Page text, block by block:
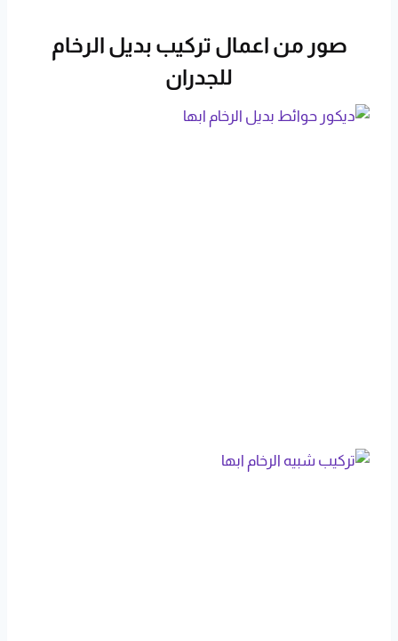
صور من اعمال تركيب بديل الرخام
للجدران